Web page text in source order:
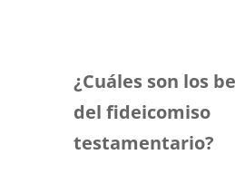
¿Cuáles son los
del fideicomiso
testamentario?